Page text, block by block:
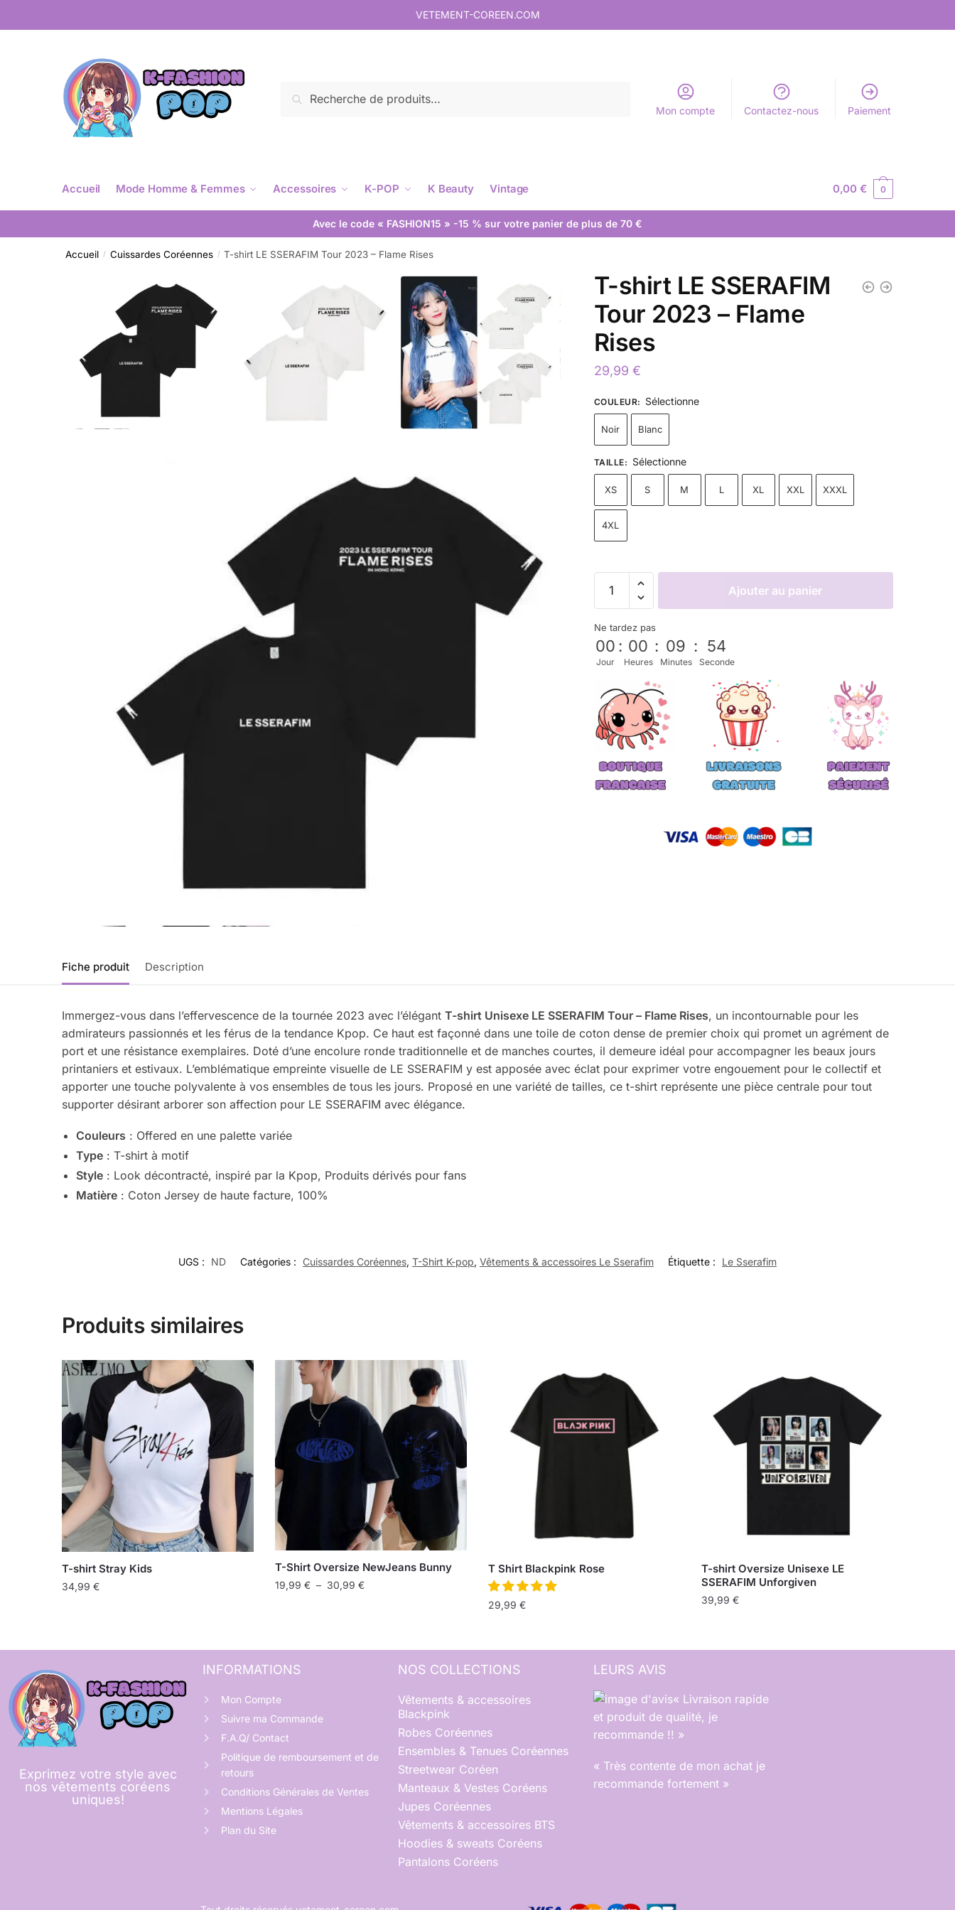
VETEMENT-COREEN.COM
Recherche
Mon compte Contactez-nous Paiement
Accueil Mode Homme & Femmes Accessoires K-POP K Beauty Vintage 0,00€ 0
Avec le code « FASHION15 » -15 % sur votre panier de plus de 70 €
Accueil / Cuissardes Coréennes / T-shirt LE SSERAFIM Tour 2023 – Flame Rises
T-shirt LE SSERAFIM
Tour 2023 – Flame
Rises
29,99 €
COULEUR: Sélectionne
Noir Blanc
TAILLE: Sélectionne
XS S M L XL XXL XXXL
4XL
Ajouter au panier
Ne tardez pas
00
Jour
: 00
Heures
: 09
Minutes
: 53
Seconde
Fiche produit Description
Immergez-vous dans l’effervescence de la tournée 2023 avec l’élégantT-shirt Unisexe LE SSERAFIM Tour – Flame Rises, un incontournable pour les
admirateurs passionnés et les férus de la tendance Kpop. Ce haut est façonné dans une toile de coton dense de premier choix qui promet un agrément de
port et une résistance exemplaires. Doté d’une encolure ronde traditionnelle et de manches courtes, il demeure idéal pour accompagner les beaux jours
printaniers et estivaux. L’emblématique empreinte visuelle de LE SSERAFIM y est apposée avec éclat pour exprimer votre engouement pour le collectif et
apporter une touche polyvalente à vos ensembles de tous les jours. Proposé en une variété de tailles, ce t-shirt représente une pièce centrale pour tout
supporter désirant arborer son affection pour LE SSERAFIM avec élégance.
Couleurs : Offered en une palette variée
Type : T-shirt à motif
Style : Look décontracté, inspiré par la Kpop, Produits dérivés pour fans
Matière : Coton Jersey de haute facture, 100%
UGS : ND Catégories : Cuissardes Coréennes, T-Shirt K-pop, Vêtements & accessoires Le Sserafim Étiquette : Le Sserafim
Produits similaires
T-shirt Stray Kids
34,99€
T-Shirt Oversize NewJeans Bunny
19,99 € – 30,99 €
T Shirt Blackpink Rose
29,99 €
T-shirt Oversize Unisexe LE
SSERAFIM Unforgiven
39,99 €
Exprimez votre style avec
nos vêtements coréens
uniques!
INFORMATIONS
Mon Compte
Suivre ma Commande
F.A.Q/ Contact
Politique de remboursement et de
retours
Conditions Générales de Ventes
Mentions Légales
Plan du Site
NOS COLLECTIONS
Vêtements & accessoires
Blackpink
Robes Coréennes
Ensembles & Tenues Coréennes
Streetwear Coréen
Manteaux & Vestes Coréens
Jupes Coréennes
Vêtements & accessoires BTS
Hoodies & sweats Coréens
Pantalons Coréens
LEURS AVIS
« Livraison rapide
et produit de qualité, je
recommande !! »
« Très contente de mon achat je
recommande fortement »